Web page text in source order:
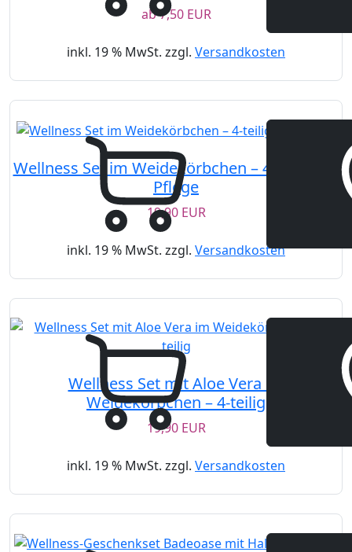
ab7,50 EUR
inkl. 19 % MwSt. zzgl. Versandkosten
Wellness Set im Weidekörbchen – 4-teilig mit
Pflege
19,90 EUR
inkl. 19 % MwSt. zzgl. Versandkosten
Wellness Set mit Aloe Vera im
Weidekörbchen – 4-teilig
19,90 EUR
inkl. 19 % MwSt. zzgl. Versandkosten